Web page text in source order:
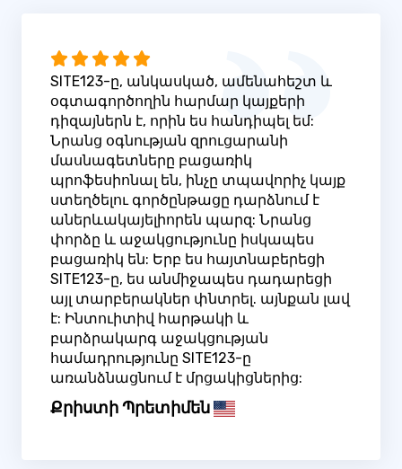
SITE123-ը, անկասկած, ամենահեշտ և
օգտագործողին հարմար կայքերի
դիզայներն է, որին ես հանդիպել եմ:
Նրանց օգնության զրուցարանի
մասնագետները բացառիկ
պրոֆեսիոնալ են, ինչը տպավորիչ կայք
ստեղծելու գործընթացը դարձնում է
աներևակայելիորեն պարզ: Նրանց
փորձը և աջակցությունը իսկապես
բացառիկ են: Երբ ես հայտնաբերեցի
SITE123-ը, ես անմիջապես դադարեցի
այլ տարբերակներ փնտրել. այնքան լավ
է: Ինտուիտիվ հարթակի և
բարձրակարգ աջակցության
համադրությունը SITE123-ը
առանձնացնում է մրցակիցներից:
Քրիստի Պրետիմեն